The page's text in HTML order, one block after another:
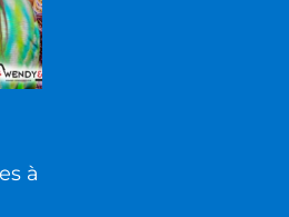
à